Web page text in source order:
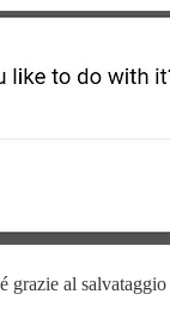
al